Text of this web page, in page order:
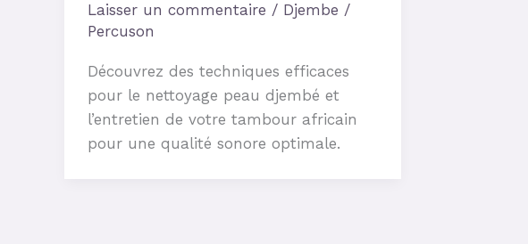
Laisser un commentaire / Djembe /
Percuson
Découvrez des techniques efficaces
pour le nettoyage peau djembé et
l’entretien de votre tambour africain
pour une qualité sonore optimale.